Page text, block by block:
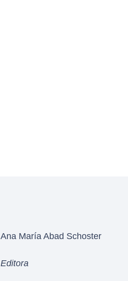
Ana María Abad Schoster
Editora